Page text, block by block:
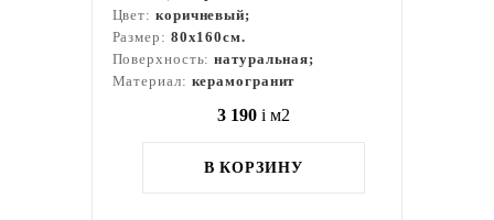
Цвет: коричневый;
Размер: 80x160см.
Поверхность:натуральная;
Материал: керамогранит
3 190 i м2
В КОРЗИНУ